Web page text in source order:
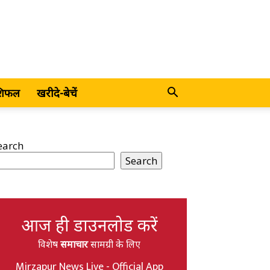
खरीदे-बेचें
Search
आज ही डाउनलोड करें
विशेषसमाचारसामग्री के लिए